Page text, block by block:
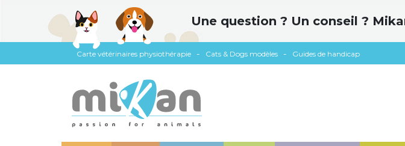
Une question ? Un conseil ?
Carte vétérinaires physiothérapie Cats & Dogs modèles Guides de handicap
Panneau de gestion des cookies